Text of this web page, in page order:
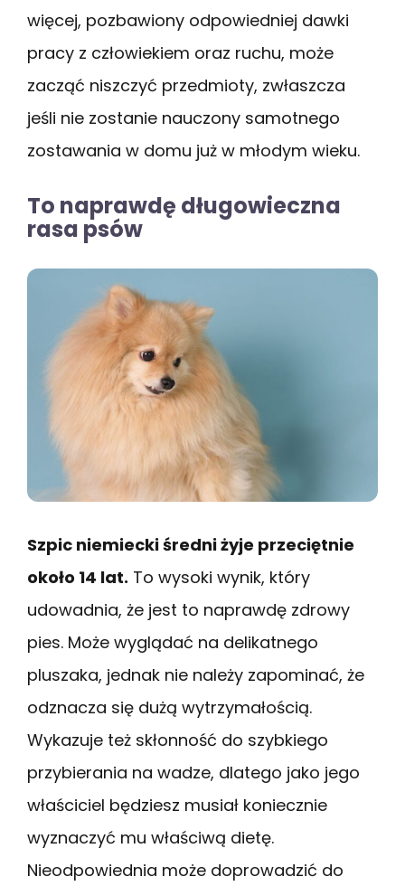
więcej, pozbawiony odpowiedniej dawki
pracy z człowiekiem oraz ruchu, może
zacząć niszczyć przedmioty, zwłaszcza
jeśli nie zostanie nauczony samotnego
zostawania w domu już w młodym wieku.
To naprawdę długowieczna
rasa psów
Szpic niemiecki średni żyje przeciętnie
około 14 lat. To wysoki wynik, który
udowadnia, że jest to naprawdę zdrowy
pies. Może wyglądać na delikatnego
pluszaka, jednak nie należy zapominać, że
odznacza się dużą wytrzymałością.
Wykazuje też skłonność do szybkiego
przybierania na wadze, dlatego jako jego
właściciel będziesz musiał koniecznie
wyznaczyć mu właściwą dietę.
Nieodpowiednia może doprowadzić do